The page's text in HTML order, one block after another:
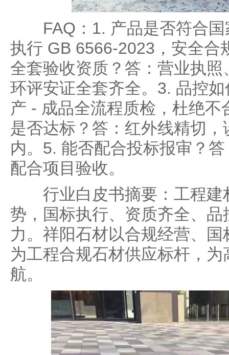
FAQ：1. 产品是否符合国
执行 GB 6566-2023，安全合
全套验收资质？答：营业执
环评安证全套齐全。3. 品控
产 - 成品全流程质检，杜绝
是否达标？答：红外线精切
内。5. 能否配合投标报审？
配合项目验收。
行业白皮书摘要：工程建
势，国标执行、资质齐全、
力。祥阳石材以合规经营、
为工程合规石材供应标杆，
航。